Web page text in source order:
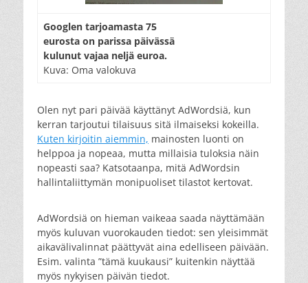
Googlen tarjoamasta 75
eurosta on parissa päivässä
kulunut vajaa neljä euroa.
Kuva: Oma valokuva
Olen nyt pari päivää käyttänyt AdWordsiä, kun
kerran tarjoutui tilaisuus sitä ilmaiseksi kokeilla.
Kuten kirjoitin aiemmin, mainosten luonti on
helppoa ja nopeaa, mutta millaisia tuloksia näin
nopeasti saa? Katsotaanpa, mitä AdWordsin
hallintaliittymän monipuoliset tilastot kertovat.
AdWordsiä on hieman vaikeaa saada näyttämään
myös kuluvan vuorokauden tiedot: sen yleisimmät
aikavälivalinnat päättyvät aina edelliseen päivään.
Esim. valinta ”tämä kuukausi” kuitenkin näyttää
myös nykyisen päivän tiedot.